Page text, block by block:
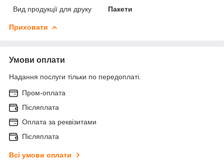
Вид продукції для друку
Пакети
Приховати
Умови оплати
Надання послуги тільки по передоплаті.
Пром-оплата
Післяплата
Оплата за реквізитами
Післяплата
Всі умови оплати